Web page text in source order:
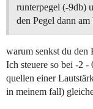
runterpegel (-9db)
den Pegel dann
warum senkst du den
Ich steuere so bei -2 -
quellen einer
in meinem fall)